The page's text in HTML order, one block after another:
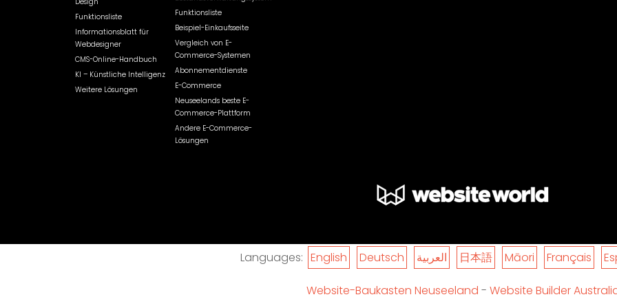
Funktionsliste
Informationsblatt für
Webdesigner
CMS-Online-Handbuch
KI – Künstliche Intelligenz
Weitere Lösungen
Funktionsliste
Beispiel-Einkaufsseite
Vergleich von E-
Commerce-Systemen
Abonnementdienste
E-Commerce
Neuseelands beste E-
Commerce-Plattform
Andere E-Commerce-
Lösungen
Languages: English Deutsch العربية 日本語 Māori Français
Website-Baukasten Neuseeland - Website Builder